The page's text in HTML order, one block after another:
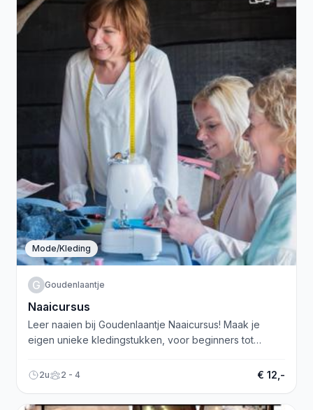
Mode/Kleding
G Goudenlaantje
Naaicursus
Leer naaien bij Goudenlaantje Naaicursus! Maak je
eigen unieke kledingstukken, voor beginners tot
2u 2 - 4 € 12,-